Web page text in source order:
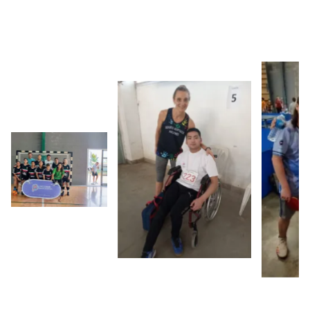
Sin leyenda Sin leyenda